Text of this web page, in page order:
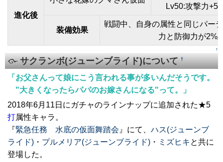
進化後
Lv50:攻撃力
装備効果
戦闘中、自身の属性と同じパー
力と防御力が2%
↑
サクランボ(ジューンブライド)について†
「お父さんって娘にこう言われる事が多いんだそうです。
"大きくなったらパパのお嫁さんになる"って。」
2018年6月11日にガチャのラインナップに追加された★5
打属性キャラ。
『緊急任務 水底の仮面舞踏会 』にて、 ハス(ジューンブ
ライド) ・ プルメリア(ジューンブライド) ・ ミズヒキ と共に
登場した。